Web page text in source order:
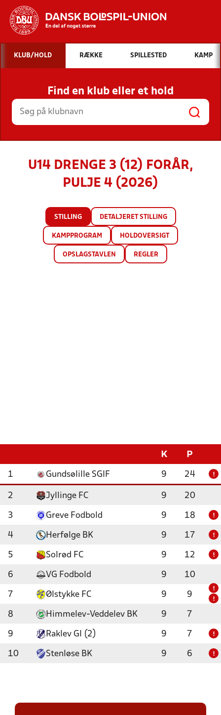
Hvad vil du søge efter?
INDHOLD OG NYHEDER
STILLINGER, RESULTATER, KLUBBER OG
HOLD
KLUB/HOLD RÆKKE SPILLESTED KAMP
Find en klub eller et hold
U14 DRENGE 3 (12) FORÅR,
PULJE 4 (2026)
STILLING DETALJERET STILLING
KAMPPROGRAM HOLDOVERSIGT
OPSLAGSTAVLEN REGLER
K P
1 Gundsølille SGIF 9 24 !
2 Jyllinge FC 9 20
3 Greve Fodbold 9 18 !
4 Herfølge BK 9 17 !
5 Solrød FC 9 12 !
6 VG Fodbold 9 10
7 Ølstykke FC 9 9
!
!
8 Himmelev-Veddelev BK 9 7
9 Raklev GI (2) 9 7 !
10 Stenløse BK 9 6 !